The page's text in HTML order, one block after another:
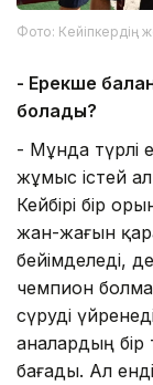
Фото: Кейіпкердің
- Ерекше
болады?
- Мұнда түрлі
жұмыс істей
Кейбірі бір
жан-жағын
бейімделеді,
чемпион
сүруді
аналардың
бағады. Ал